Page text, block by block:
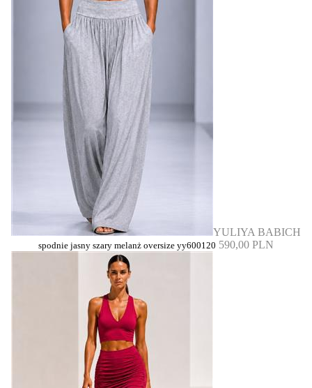
YULIYA BABICH
spodnie jasny szary melanż oversize yy600120 590,00 PLN